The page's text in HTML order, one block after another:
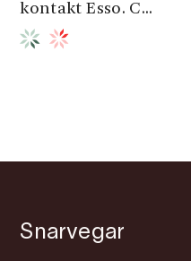
kontakt Esso. C...
Snarvegar